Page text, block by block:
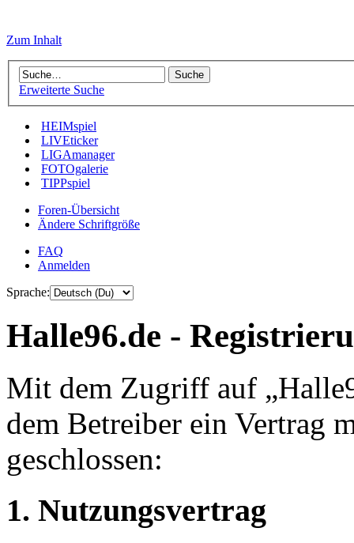
Zum Inhalt
Erweiterte Suche
HEIMspiel
LIVEticker
LIGAmanager
FOTOgalerie
TIPPspiel
Foren-Übersicht
Ändere Schriftgröße
FAQ
Anmelden
Sprache:
Halle96.de -
Mit dem Zugriff auf
dem Betreiber ein Vertrag
geschlossen:
1. Nutzungsvertrag